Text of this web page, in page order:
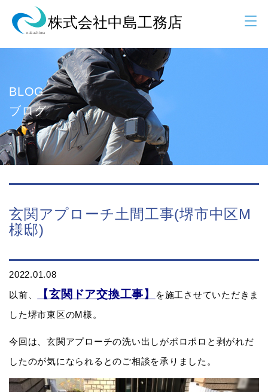
BLOG
ブログ
玄関アプローチ土間工事(堺市中区M
様邸)
2022.01.08
以前、
【玄関ドア交換工事】
を施工させていただきま
した堺市東区のM様。
今回は、玄関アプローチの洗い出しがポロポロと剥がれだ
したのが気になられるとのご相談を承りました。